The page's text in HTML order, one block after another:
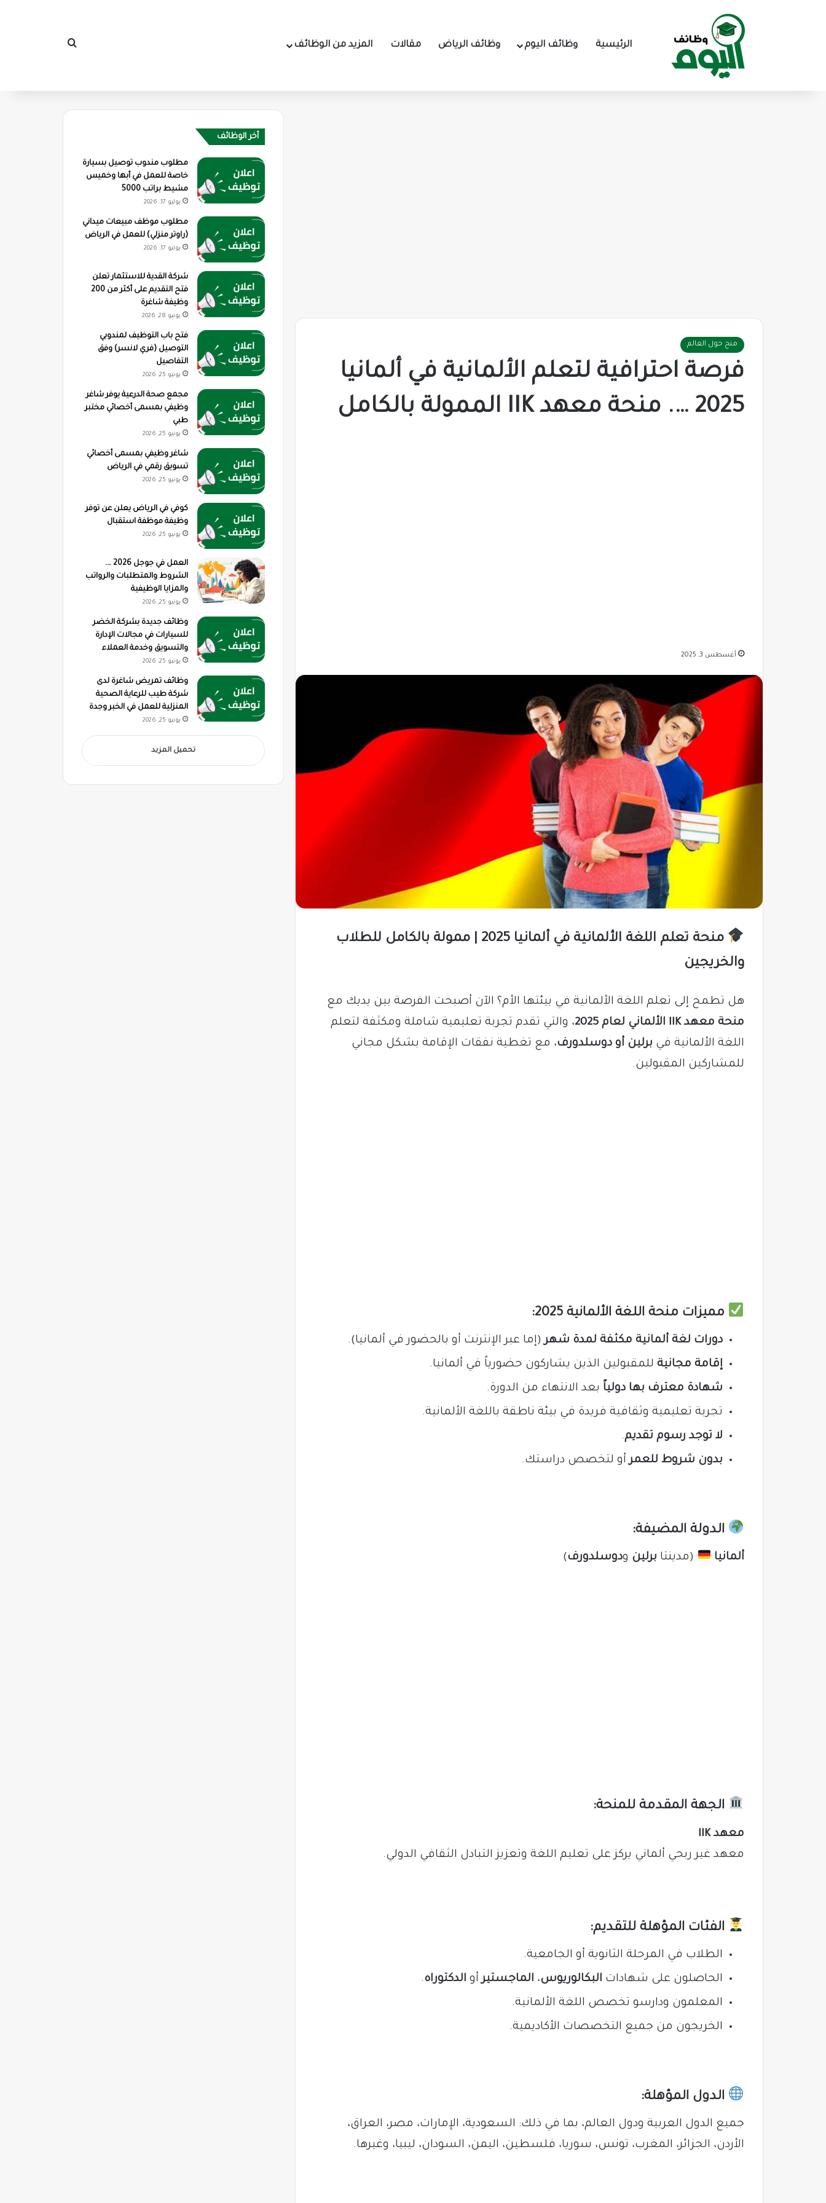
الرئيسية وظائف اليوم وظائف الرياض مقالات المزيد من الوظائف بحث عن
منح حول العالم
فرصة احترافية لتعلم الألمانية في ألمانيا
2025 …. منحة معهد IIK الممولة بالكامل
أغسطس 3, 2025
منحة تعلم اللغة الألمانية في ألمانيا 2025 | ممولة بالكامل للطلاب
والخريجين
هل تطمح إلى تعلم اللغة الألمانية في بيئتها الأم؟ الآن أصبحت الفرصة بين يديك مع
منحة معهد IIK الألماني لعام 2025
، والتي تقدم تجربة تعليمية شاملة ومكثفة لتعلم
اللغة الألمانية في برلين أو دوسلدورف، مع تغطية نفقات الإقامة بشكل مجاني
للمشاركين المقبولين.
مميزات منحة اللغة الألمانية 2025:
دورات لغة ألمانية مكثفة لمدة شهر(إما عبر الإنترنت أو بالحضور في ألمانيا).
إقامة مجانية للمقبولين الذين يشاركون حضورياً في ألمانيا.
شهادة معترف بها دولياً بعد الانتهاء من الدورة.
تجربة تعليمية وثقافية فريدة في بيئة ناطقة باللغة الألمانية.
لا توجد رسوم تقديم.
بدون شروط للعمرأو لتخصص دراستك.
الدولة المضيفة:
ألمانيا (مدينتا برلين ودوسلدورف)
الجهة المقدمة للمنحة:
معهد IIK
معهد غير ربحي ألماني يركز على تعليم اللغة وتعزيز التبادل الثقافي الدولي.
الفئات المؤهلة للتقديم:
الطلاب في المرحلة الثانوية أو الجامعية.
الحاصلون على شهادات البكالوريوس، الماجستيرأو الدكتوراه.
المعلمون ودارسو تخصص اللغة الألمانية.
الخريجون من جميع التخصصات الأكاديمية.
الدول المؤهلة:
جميع الدول العربية ودول العالم، بما في ذلك: السعودية، الإمارات، مصر، العراق،
الأردن، الجزائر، المغرب، تونس، سوريا، فلسطين، اليمن، السودان، ليبيا، وغيرها.
أخر الوظائف
مطلوب مندوب توصيل بسيارة
خاصة للعمل في أبها وخميس
مشيط براتب 5000
يوليو 17, 2026
مطلوب موظف مبيعات ميداني
(راوتر منزلي) للعمل في الرياض
يوليو 17, 2026
شركة القدية للاستثمار تعلن
فتح التقديم على أكثر من 200
وظيفة شاغرة
يونيو 28, 2026
فتح باب التوظيف لمندوبي
التوصيل (فري لانسر) وفق
التفاصيل
يونيو 25, 2026
مجمع صحة الدرعية يوفر شاغر
وظيفي بمسمى أخصائي مختبر
طبي
يونيو 25, 2026
شاغر وظيفي بمسمى أخصائي
تسويق رقمي في الرياض
يونيو 25, 2026
كوفي في الرياض يعلن عن توفر
وظيفة موظفة استقبال
يونيو 25, 2026
العمل في جوجل 2026 ….
الشروط والمتطلبات والرواتب
والمزايا الوظيفية
يونيو 25, 2026
وظائف جديدة بشركة الخضر
للسيارات في مجالات الإدارة
والتسويق وخدمة العملاء
يونيو 25, 2026
وظائف تمريض شاغرة لدى
شركة طيب للرعاية الصحية
المنزلية للعمل في الخبر وجدة
يونيو 25, 2026
تحميل المزيد